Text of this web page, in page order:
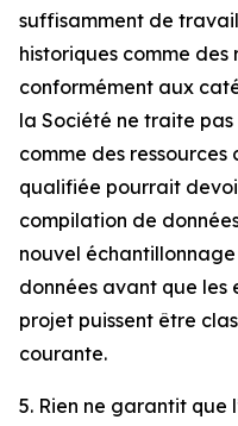
suffisamment de
historiques comme des
conformément aux
la Société ne traite
comme des ressources
qualifiée pourrait
compilation de
nouvel
données avant que les
projet puissent être
courante.
5. Rien ne garantit que